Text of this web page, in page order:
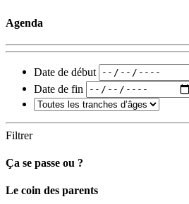
Agenda
Date de début
Date de fin
Filtrer
Ça se passe ou ?
Carto
Le coin des parents